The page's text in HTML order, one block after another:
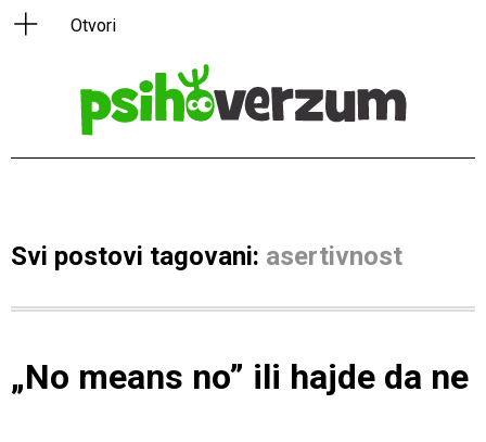
Svi postovi tagovani: asertivnost
„No means no” ili hajde da ne